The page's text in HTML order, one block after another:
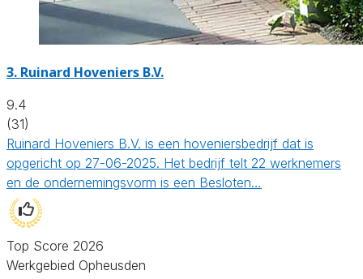
3. Ruinard Hoveniers B.V.
9.4
(31)
Ruinard Hoveniers B.V. is een hoveniersbedrijf dat is
opgericht op 27-06-2025. Het bedrijf telt 22 werknemers
en de ondernemingsvorm is een Besloten…
Top Score 2026
Werkgebied Opheusden